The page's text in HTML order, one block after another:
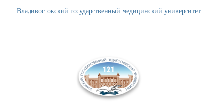
Владивостокский государственный медицинский университет